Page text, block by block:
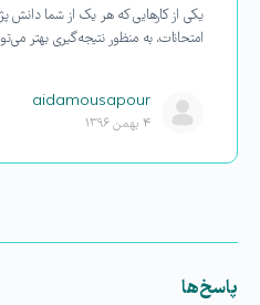
یکی از کارهایی که هر یک از شما دانش
امتحانات، به منظور نتیجه‌گیری بهتر
aidamousapour
۴ بهمن ۱۳۹۶
پاسخ‌ها